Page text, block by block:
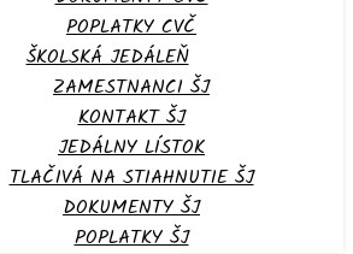
POPLATKY CVČ
ŠKOLSKÁ JEDÁLEŇ
ZAMESTNANCI ŠJ
KONTAKT ŠJ
JEDÁLNY LÍSTOK
TLAČIVÁ NA STIAHNUTIE ŠJ
DOKUMENTY ŠJ
POPLATKY ŠJ